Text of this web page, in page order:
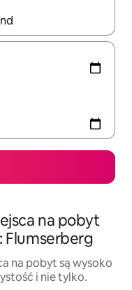
poruszać się po nich za
na pobyt
Flumserberg
na pobyt są wysoko
i nie tylko.